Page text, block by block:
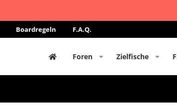
Boardregeln F.A.Q.
Foren Zielfische